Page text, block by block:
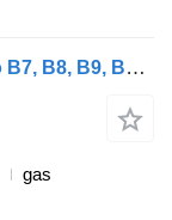
Volvo 93097 92049 lufttorkare till Volvo B7, B8, B9, B12 bus (2005-) buss
gas